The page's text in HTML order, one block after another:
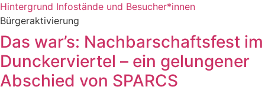
Bürgeraktivierung
Das war’s: Nachbarschaftsfest im
Dunckerviertel – ein gelungener
Abschied von SPARCS